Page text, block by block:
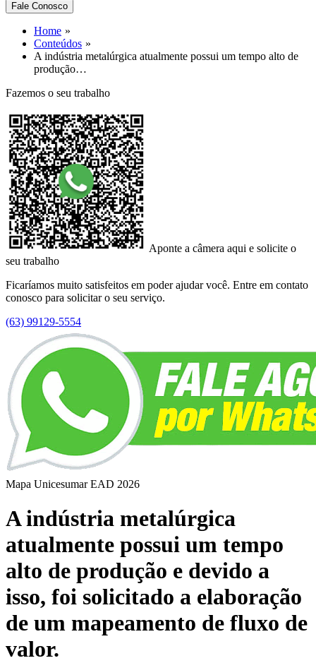
Fale Conosco
Home
Conteúdos
A indústria metalúrgica atualmente possui um tempo alto de
produção…
Fazemos o seu trabalho
Aponte a câmera aqui e solicite o
seu trabalho
Ficaríamos muito satisfeitos em poder ajudar você. Entre em contato
conosco para solicitar o seu serviço.
(63) 99129-5554
Mapa Unicesumar EAD 2026
A indústria metalúrgica
atualmente possui um tempo
alto de produção e devido a
isso, foi solicitado a elaboração
de um mapeamento de fluxo de
valor.